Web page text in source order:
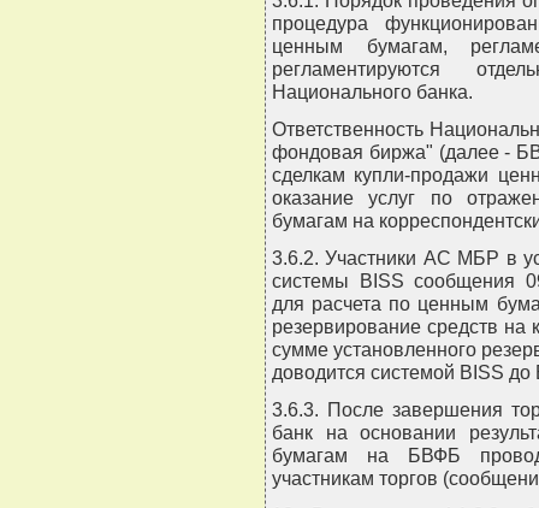
процедура
ценным бумагам,
регламентируются
Национального банка.
Ответственность
фондовая биржа" (далее -
сделкам купли-продажи
оказание услуг по
бумагам на
3.6.2. Участники АС МБР в
системы BISS сообщения
для расчета по ценным
резервирование средств
сумме установленного
доводится системой BISS
3.6.3. После завершения
банк на основании
бумагам на БВФБ
участникам торгов